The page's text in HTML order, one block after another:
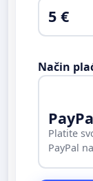
5 €
Način
Platite
PayPal